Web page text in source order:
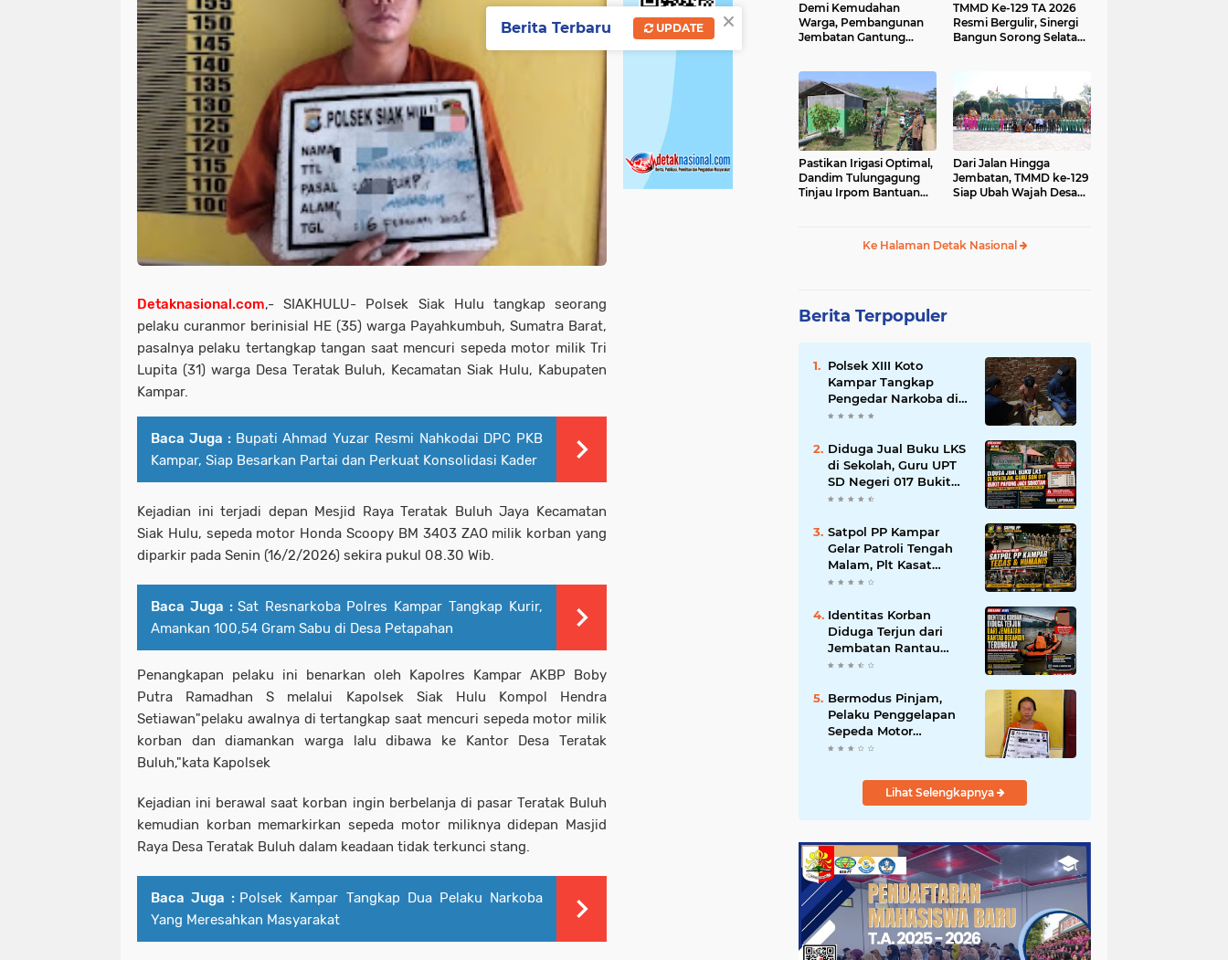
Detaknasional.com,- SIAKHULU- Polsek Siak Hulu tangkap seorang
pelaku curanmor berinisial HE (35) warga Payahkumbuh, Sumatra Barat,
pasalnya pelaku tertangkap tangan saat mencuri sepeda motor milik Tri
Lupita (31) warga Desa Teratak Buluh, Kecamatan Siak Hulu, Kabupaten
Kampar.
Baca Juga : Bupati Ahmad Yuzar Resmi Nahkodai DPC PKB
Kampar, Siap Besarkan Partai dan Perkuat Konsolidasi Kader
Kejadian ini terjadi depan Mesjid Raya Teratak Buluh Jaya Kecamatan
Siak Hulu, sepeda motor Honda Scoopy BM 3403 ZAO milik korban yang
diparkir pada Senin (16/2/2026) sekira pukul 08.30 Wib.
Baca Juga : Sat Resnarkoba Polres Kampar Tangkap Kurir,
Amankan 100,54 Gram Sabu di Desa Petapahan
Penangkapan pelaku ini benarkan oleh Kapolres Kampar AKBP Boby
Putra Ramadhan S melalui Kapolsek Siak Hulu Kompol Hendra
Setiawan"pelaku awalnya di tertangkap saat mencuri sepeda motor milik
korban dan diamankan warga lalu dibawa ke Kantor Desa Teratak
Buluh,"kata Kapolsek
Kejadian ini berawal saat korban ingin berbelanja di pasar Teratak Buluh
kemudian korban memarkirkan sepeda motor miliknya didepan Masjid
Raya Desa Teratak Buluh dalam keadaan tidak terkunci stang.
Baca Juga : Polsek Kampar Tangkap Dua Pelaku Narkoba
Yang Meresahkan Masyarakat
Demi Kemudahan
Warga, Pembangunan
Jembatan Gantung
TMMD Ke-129 TA 2026
Resmi Bergulir, Sinergi
Bangun Sorong Selatan
Pastikan Irigasi Optimal,
Dandim Tulungagung
Tinjau Irpom Bantuan
Dari Jalan Hingga
Jembatan, TMMD ke-129
Siap Ubah Wajah Desa
Ke Halaman Detak Nasional
Berita Terpopuler
Polsek XIII Koto
Kampar Tangkap
Pengedar Narkoba di
Desa Gunung Bungsu
Diduga Jual Buku LKS
di Sekolah, Guru UPT
SD Negeri 017 Bukit
Payung Jadi Sorotan,
Tegaskan Tidak
Pernah Beri Izin
Satpol PP Kampar
Gelar Patroli Tengah
Malam, Plt Kasat
Turun Langsung
Publik dan Warung
Karaoke
Identitas Korban
Diduga Terjun dari
Jembatan Rantau
Berangin Terungkap,
Sisir Sungai Kampar
Bermodus Pinjam,
Pelaku Penggelapan
Sepeda Motor
Ditangkap Polsek
Lihat Selengkapnya
×
Berita Terbaru UPDATE